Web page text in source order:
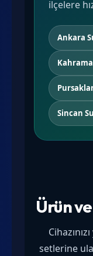
ilçelere
Ankara
Sincan
Ürün
setlerine